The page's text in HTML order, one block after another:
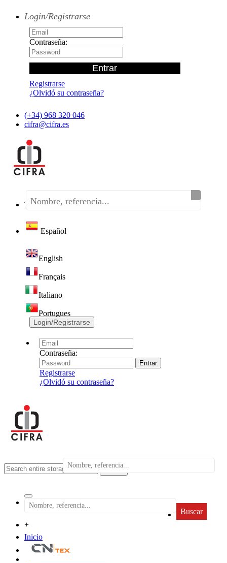
Login/Registrarse
Contraseña:
Registrarse
¿Olvidó su contraseña?
(+34) 968 320 046
cifra@cifra.es
Teléfono:(+34) 968 320 046
Español
English
Français
Italiano
Portugues
Login/Registrarse
Contraseña:
Registrarse
¿Olvidó su contraseña?
search
Buscar
+
Inicio